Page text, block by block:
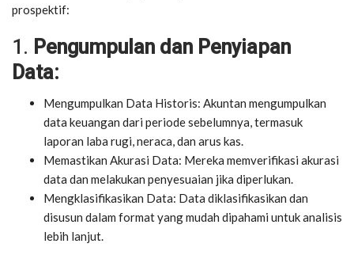
prospektif:
1. Pengumpulan dan Penyiapan
Data:
Mengumpulkan Data Historis: Akuntan mengumpulkan
data keuangan dari periode sebelumnya, termasuk
laporan laba rugi, neraca, dan arus kas.
Memastikan Akurasi Data: Mereka memverifikasi akurasi
data dan melakukan penyesuaian jika diperlukan.
Mengklasifikasikan Data: Data diklasifikasikan dan
disusun dalam format yang mudah dipahami untuk analisis
lebih lanjut.